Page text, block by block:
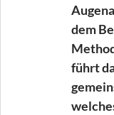
dem
führt